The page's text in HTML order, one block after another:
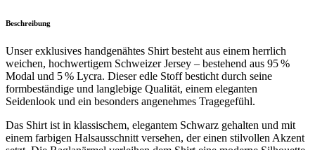
Beschreibung
Unser exklusives handgenähtes Shirt besteht aus einem herrlich
weichen, hochwertigem Schweizer Jersey – bestehend aus 95 %
Modal und 5 % Lycra. Dieser edle Stoff besticht durch seine
formbeständige und langlebige Qualität, einem eleganten
Seidenlook und ein besonders angenehmes Tragegefühl.
Das Shirt ist in klassischem, elegantem Schwarz gehalten und mit
einem farbigen Halsausschnitt versehen, der einen stilvollen Akzent